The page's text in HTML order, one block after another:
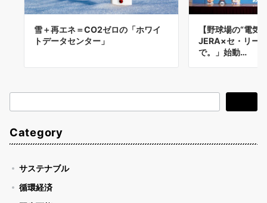
雪＋再エネ＝CO2ゼロの「ホワイ
トデータセンター」
【野球場の“電気
JERA×セ・リー
で。」始動…
索
Category
サステナブル
循環経済